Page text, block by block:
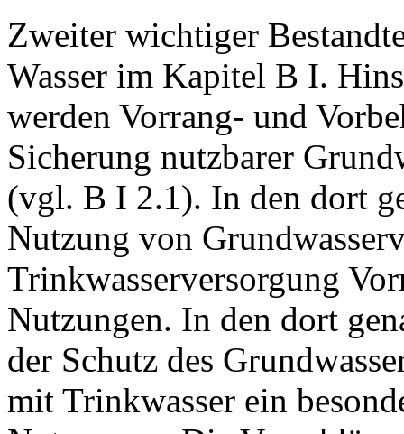
Zweiter wichtiger
Wasser im Kapitel B I.
werden Vorrang- und
Sicherung nutzbarer
(vgl. B I 2.1). In den dort
Nutzung von
Trinkwasserversorgung
Nutzungen. In den dort
der Schutz des
mit Trinkwasser ein